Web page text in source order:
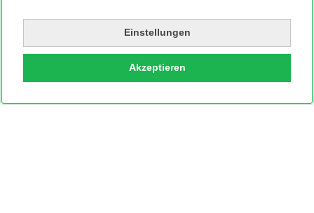
Einstellungen
Akzeptieren